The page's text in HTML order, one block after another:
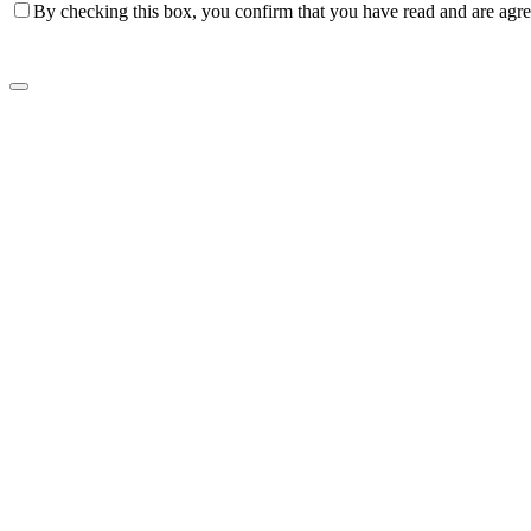
By checking this box, you confirm that you have read and are